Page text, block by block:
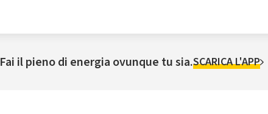
Fai il pieno di energia ovunque tu sia.SCARICA L'APP